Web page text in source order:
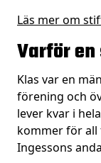
Läs mer om
Varför
Klas var en
förening och
lever kvar i
kommer för all
Ingessons